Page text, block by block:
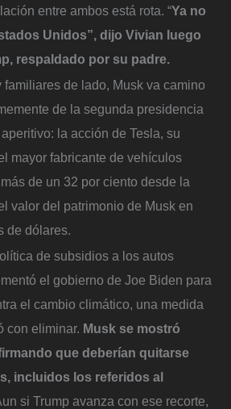
entre ambos está rota. “Ya no
Unidos”, dijo Vivian luego
respaldado por su padre.
de lado, Musk va camino
de la segunda presidencia
la acción de Tesla, su
mayor fabricante de vehículos
de un 32 por ciento desde la
valor del patrimonio de Musk en
de dólares.
de subsidios a los autos
el gobierno de Joe Biden para
el cambio climático, una medida
con eliminar. Musk se mostró
que deberían quitarse
incluidos los referidos al
si Trump avanza con ese recorte,